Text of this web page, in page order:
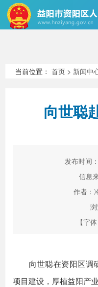
当前位置：首页 > 新闻中
向世聪
发布时间
信息
作者：
浏
【字体
向世聪在资阳区调
项目建设，厚植益阳产